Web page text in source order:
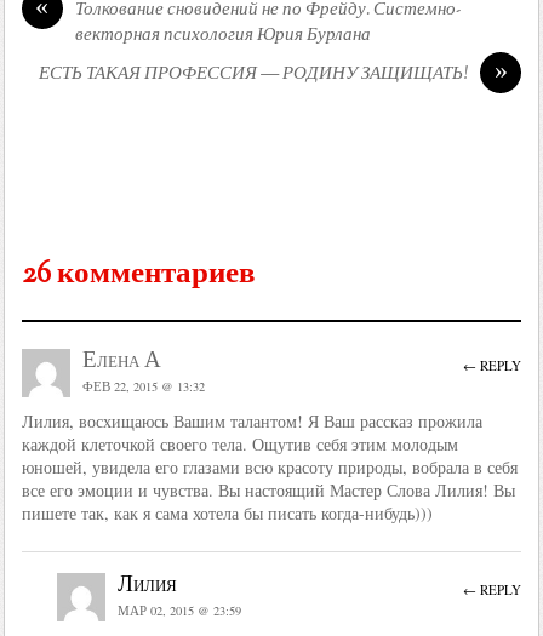
Толкование сновидений не по Фрейду. Системно-
векторная психология Юрия Бурлана
»
ЕСТЬ ТАКАЯ ПРОФЕССИЯ — РОДИНУ ЗАЩИЩАТЬ!
26 комментариев
Елена А
ФЕВ 22, 2015 @ 13:32
Лилия, восхищаюсь Вашим талантом! Я Ваш рассказ прожила
каждой клеточкой своего тела. Ощутив себя этим молодым
юношей, увидела его глазами всю красоту природы, вобрала в себя
все его эмоции и чувства. Вы настоящий Мастер Слова Лилия! Вы
пишете так, как я сама хотела бы писать когда-нибудь)))
← REPLY
Лилия
МАР 02, 2015 @ 23:59
← REPLY